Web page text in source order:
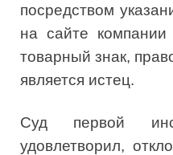
посредством
на сайте компании
товарный знак,
является истец.
Суд первой
удовлетворил,